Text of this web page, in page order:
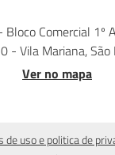
Comercial 1º
- Vila Mariana, São
Ver no mapa
de uso e politica de